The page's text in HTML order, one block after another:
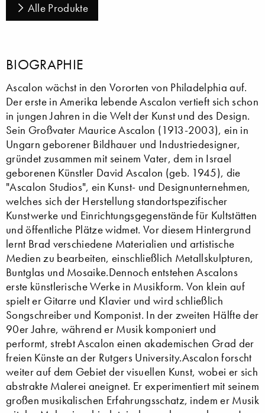
Alle Produkte
BIOGRAPHIE
Ascalon wächst in den Vororten von Philadelphia auf.
Der erste in Amerika lebende Ascalon vertieft sich schon
in jungen Jahren in die Welt der Kunst und des Design.
Sein Großvater Maurice Ascalon (1913-2003), ein in
Ungarn geborener Bildhauer und Industriedesigner,
gründet zusammen mit seinem Vater, dem in Israel
geborenen Künstler David Ascalon (geb. 1945), die
"Ascalon Studios", ein Kunst- und Designunternehmen,
welches sich der Herstellung standortspezifischer
Kunstwerke und Einrichtungsgegenstände für Kultstätten
und öffentliche Plätze widmet. Vor diesem Hintergrund
lernt Brad verschiedene Materialien und artistische
Medien zu bearbeiten, einschließlich Metallskulpturen,
Buntglas und Mosaike.Dennoch entstehen Ascalons
erste künstlerische Werke in Musikform. Von klein auf
spielt er Gitarre und Klavier und wird schließlich
Songschreiber und Komponist. In der zweiten Hälfte der
90er Jahre, während er Musik komponiert und
performt, strebt Ascalon einen akademischen Grad der
freien Künste an der Rutgers University.Ascalon forscht
weiter auf dem Gebiet der visuellen Kunst, wobei er sich
abstrakte Malerei aneignet. Er experimentiert mit seinem
großen musikalischen Erfahrungsschatz, indem er Musik